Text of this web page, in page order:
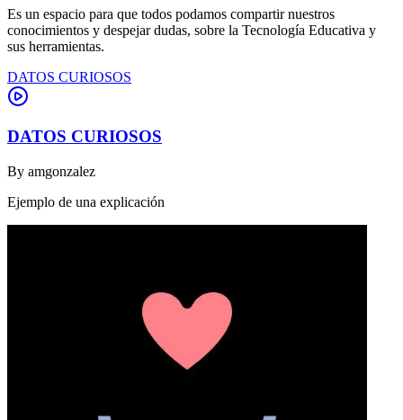
Es un espacio para que todos podamos compartir nuestros
conocimientos y despejar dudas, sobre la Tecnología Educativa y
sus herramientas.
DATOS CURIOSOS
DATOS CURIOSOS
By amgonzalez
Ejemplo de una explicación